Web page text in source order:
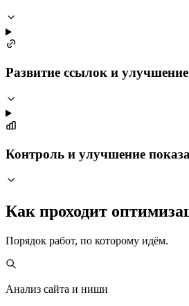
Развитие ссылок и
Контроль и улучшение
Как проходит
Порядок работ, по которому идём.
Анализ сайта и ниши